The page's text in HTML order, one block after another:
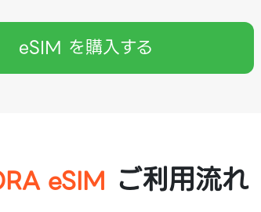
eSIM を購入する
eSIM ご利用流れ